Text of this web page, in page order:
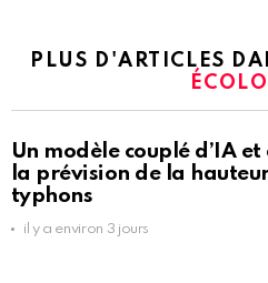
PLUS D'ARTICLES
Un modèle couplé d’IA
la prévision de la
typhons
il y a environ 3 jours